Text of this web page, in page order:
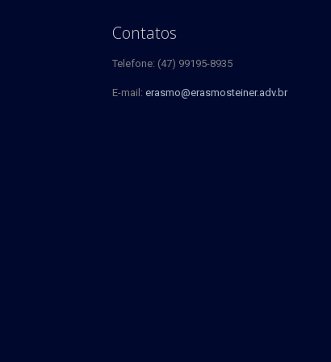
Contatos
Telefone: (47) 99195-8935
E-mail: erasmo@erasmosteiner.adv.br